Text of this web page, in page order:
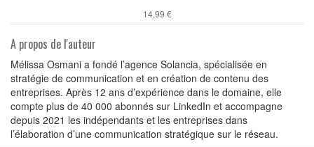
14,99 €
A propos de l'auteur
Mélissa Osmani a fondé l’agence Solancia, spécialisée en
stratégie de communication et en création de contenu des
entreprises. Après 12 ans d’expérience dans le domaine, elle
compte plus de 40 000 abonnés sur LinkedIn et accompagne
depuis 2021 les indépendants et les entreprises dans
l’élaboration d’une communication stratégique sur le réseau.